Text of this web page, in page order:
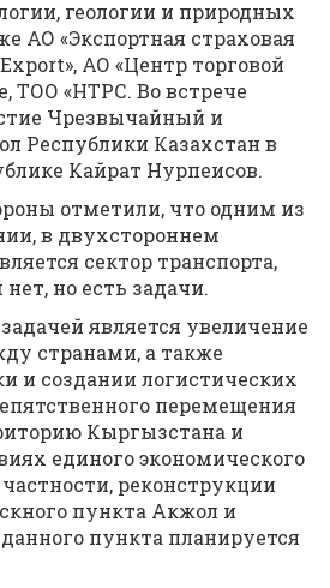
геологии и природных
АО «Экспортная страховая
АО «Центр торговой
ТОО «НТРС. Во встрече
Чрезвычайный и
Республики Казахстан в
Кайрат Нурпеисов.
отметили, что одним из
в двухстороннем
сектор транспорта,
но есть задачи.
является увеличение
странами, а также
и создании логистических
перемещения
Кыргызстана и
единого экономического
реконструкции
пункта Акжол и
пункта планируется